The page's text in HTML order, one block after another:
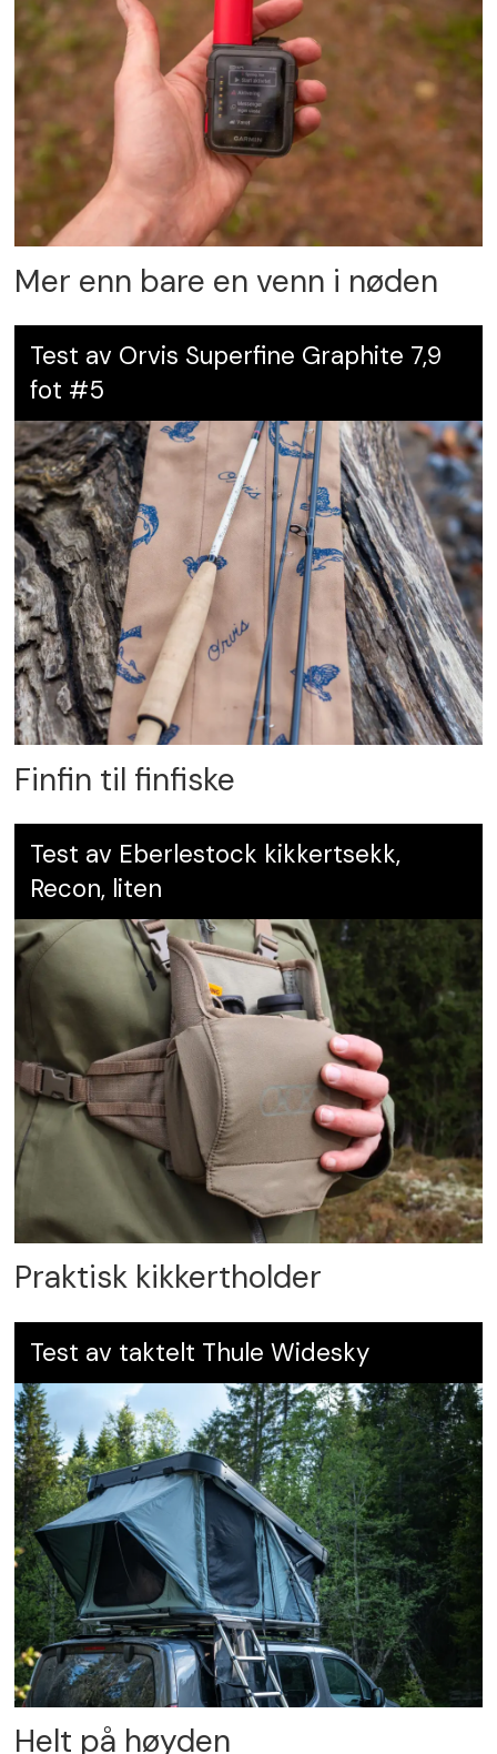
Mer enn bare en venn i nøden
Test av Orvis Superfine Graphite 7,9
fot #5
Finfin til finfiske
Test av Eberlestock kikkertsekk,
Recon, liten
Praktisk kikkertholder
Test av taktelt Thule Widesky
Helt på høyden